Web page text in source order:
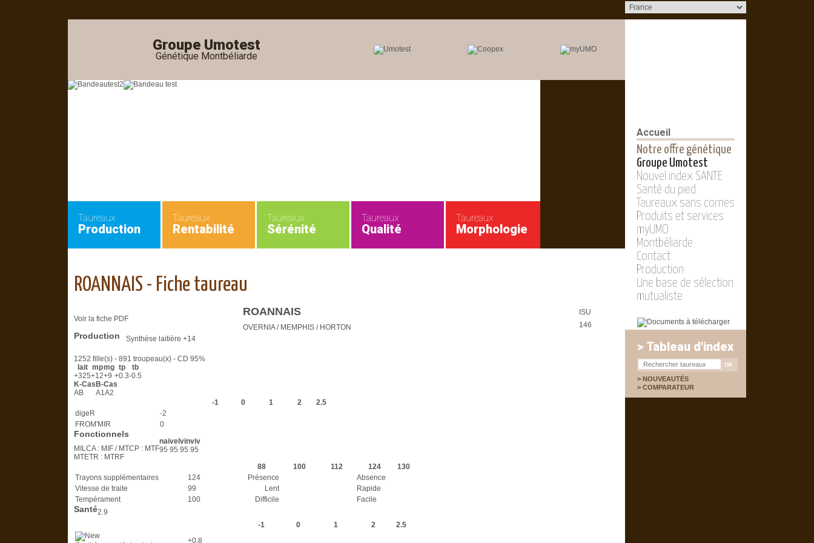
Groupe Umotest
Génétique Montbéliarde
Taureaux
Production
Taureaux
Rentabilité
Taureaux
Sérénité
Taureaux
Qualité
Taureaux
Morphologie
ROANNAIS - Fiche taureau
Voir la fiche PDF
ROANNAIS
OVERNIA / MEMPHIS / HORTON
ISU
146
Production Synthèse laitière +14
1252 fille(s) - 891 troupeau(x) - CD 95%
lait mpmg tp
tb
+325+12+9 +0.3-0.5
K-Cas B-Cas
AB
A1A2
-1
0 1 2
2.5
digeR
-2
FROM'MIR
0
Fonctionnels
MILCA : MIF / MTCP : MTF
MTETR : MTRF
naivel vinviv
95 95 95 95
88
100 112 124
130
Trayons supplémentaires
124 Présence
Absence
Vitesse de traite
99 Lent
Rapide
Tempérament
100 Difficile Facile
Santé2.9
-1
0 1 2 2.5
+0.8
Accueil
Notre offre génétique
Groupe Umotest
Nouvel index SANTE
Santé du pied
Taureaux sans cornes
Produits et services
myUMO
Montbéliarde
Contact
Production
Une base de sélection
mutualiste
> Tableau d'index
NOUVEAUTÉS
COMPARATEUR